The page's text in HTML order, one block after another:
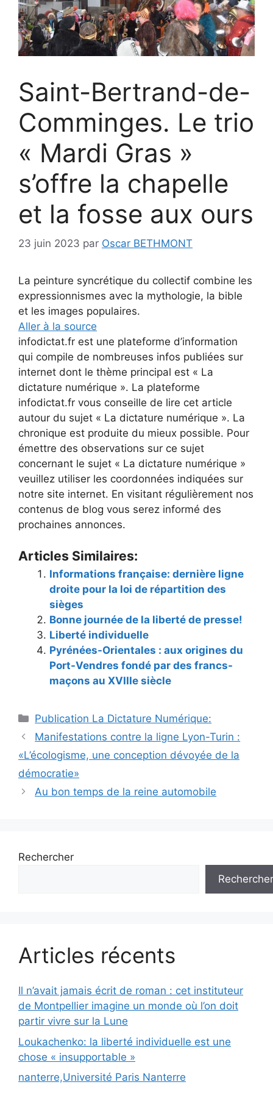
Saint-Bertrand-de-
Comminges. Le trio
« Mardi Gras »
s’offre la chapelle
et la fosse aux ours
23 juin 2023 par Oscar BETHMONT
La peinture syncrétique du collectif combine les
expressionnismes avec la mythologie, la bible
et les images populaires.
Aller à la source
infodictat.fr est une plateforme d’information
qui compile de nombreuses infos publiées sur
internet dont le thème principal est « La
dictature numérique ». La plateforme
infodictat.fr vous conseille de lire cet article
autour du sujet « La dictature numérique ». La
chronique est produite du mieux possible. Pour
émettre des observations sur ce sujet
concernant le sujet « La dictature numérique »
veuillez utiliser les coordonnées indiquées sur
notre site internet. En visitant régulièrement nos
contenus de blog vous serez informé des
prochaines annonces.
Articles Similaires:
Informations française: dernière ligne
droite pour la loi de répartition des
sièges
Bonne journée de la liberté de presse!
Liberté individuelle
Pyrénées-Orientales : aux origines du
Port-Vendres fondé par des francs-
maçons au XVIIIe siècle
Catégories
Publication La Dictature Numérique:
Manifestations contre la ligne Lyon-Turin :
«L’écologisme, une conception dévoyée de la
démocratie»
Au bon temps de la reine automobile
Rechercher
Rechercher
Articles récents
Il n’avait jamais écrit de roman : cet instituteur
de Montpellier imagine un monde où l’on doit
partir vivre sur la Lune
Loukachenko: la liberté individuelle est une
chose « insupportable »
nanterre,Université Paris Nanterre